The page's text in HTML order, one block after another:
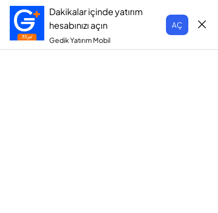
Dakikalar içinde yatırım
hesabınızı açın
Gedik Yatırım Mobil
AÇ